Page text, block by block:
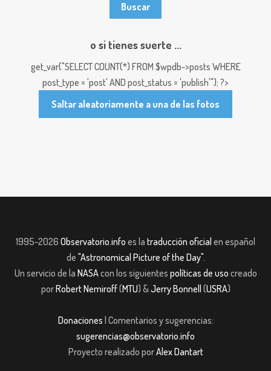
o si tienes suerte ...
get_var("SELECT COUNT(*) FROM $wpdb->posts WHERE
post_type = 'post' AND post_status = 'publish'"); ?>
Saltar aleatoriamente a una de las fotos
1995-2026 Observatorio.info es la traducción oficial en español
de "Astronomical Picture of the Day".
Un servicio de la NASAcon los siguientes políticas de uso creado
porRobert Nemiroff(MTU) &Jerry Bonnell (USRA)
Donaciones | Comentarios y sugerencias:
sugerencias@observatorio.info
Proyecto realizado porAlex Dantart